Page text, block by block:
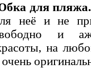
для пляжа.
неё и не
и
на